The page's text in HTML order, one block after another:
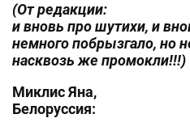
(От редакции:
и вновь про шутихи, и
немного побрызгало, но
насквозь же промокли!!!)
Миклис Яна,
Белоруссия: